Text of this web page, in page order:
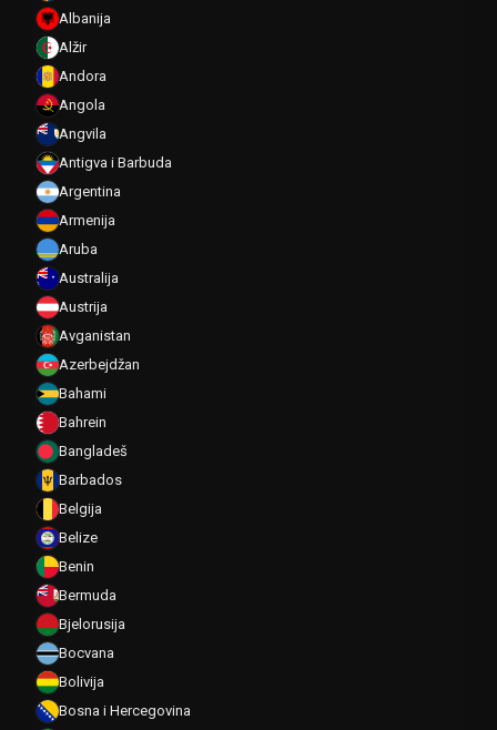
Albanija
Alžir
Andora
Angola
Angvila
Antigva i Barbuda
Argentina
Armenija
Aruba
Australija
Austrija
Avganistan
Azerbejdžan
Bahami
Bahrein
Bangladeš
Barbados
Belgija
Belize
Benin
Bermuda
Bjelorusija
Bocvana
Bolivija
Bosna i Hercegovina